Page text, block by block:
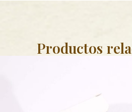
Productos